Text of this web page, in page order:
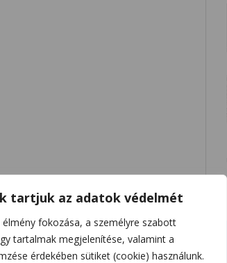
tartjuk az adatok védelmét
élmény fokozása, a személyre szabott
tartalmak megjelenítése, valamint a
érdekében sütiket (cookie) használunk.